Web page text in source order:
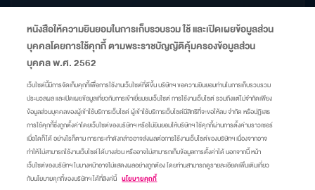
CORPORATE
INFORMATION
LINKS
SitemapPrivacy CenterCookie PolicyTake Down Notice
หนังสือให้ความยินยอมในการเก็บรวบรวม ใช้ และเปิดเผยข้อมูลส่วน
บุคคลโดยการใช้คุกกี้ ตามพระราชบัญญัติคุ้มครองข้อมูลส่วน
บุคคล พ.ศ. 2562
เว็บไซต์นี้มีการจัดเก็บคุกกี้เพื่อการใช้งานเว็บไซต์ที่ดีขึ้น บริษัทฯ ขอความยินยอมท่านในการเก็บรวบรวม
ประมวลผล และเปิดเผยข้อมูลเกี่ยวกับการเข้าเยี่ยมชมเว็บไซต์ การใช้งานเว็บไซต์ รวมถึงแต่ไม่จำกัดเพียง
ข้อมูลส่วนบุคคลของผู้เข้าใช้บริการเว็บไซต์ ผู้เข้าใช้บริการเว็บไซต์มีสิทธิที่จะขอให้ลบ จำกัด หรือปฏิเสธ
การใช้คุกกี้ซึ่งถูกตั้งค่าโดยเว็บไซต์ของบริษัทฯ หรือไม่ยินยอมให้บริษัทฯ ใช้คุกกี้ผ่านการตั้งค่าบราวเซอร์
เมื่อใดก็ได้ อย่างไรก็ตาม การกระทำดังกล่าวอาจส่งผลต่อการใช้งานเว็บไซต์ของบริษัทฯ เนื่องจากอาจ
ทำให้ไม่สามารถใช้งานเว็บไซต์ได้บางส่วน หรืออาจไม่สามารถเก็บข้อมูลการตั้งค่าได้ นอกจากนี้ หน้า
เว็บไซต์ของบริษัทฯ ในบางหน้าอาจไม่แสดงผลอย่างถูกต้อง โดยท่านสามารถดูรายละเอียดเพิ่มเติมเกี่ยว
กับนโยบายคุกกี้ของบริษัทฯ ได้ที่ลิงค์นี้ นโยบายคุกกี้